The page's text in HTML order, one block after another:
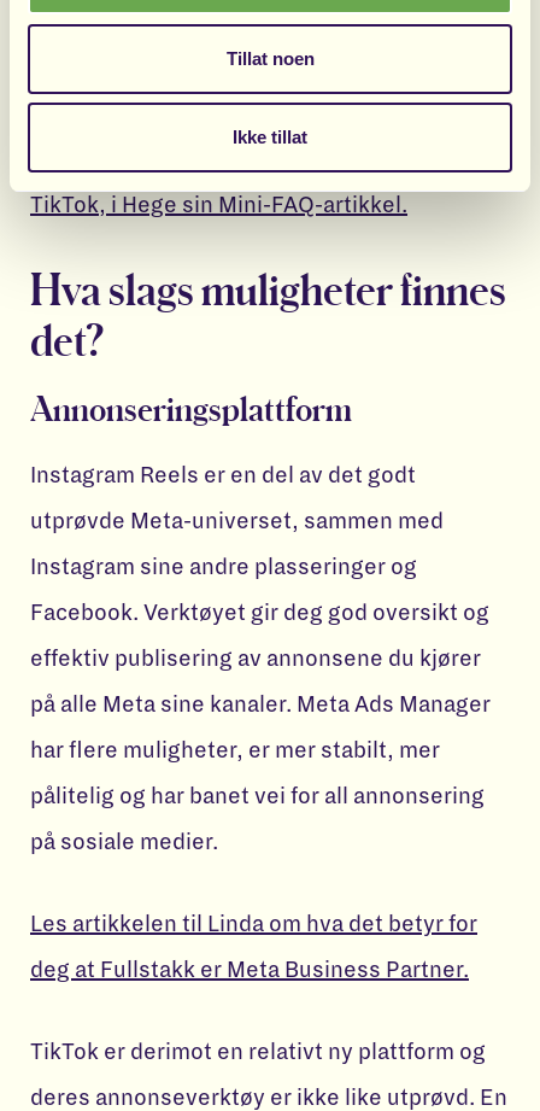
Tillat noen
Ikke tillat
trender, følge med på trenden og finne et
TikTok, i Hege sin Mini-FAQ-artikkel.
Hva slags muligheter finnes
det?
Annonseringsplattform
Instagram Reels er en del av det godt
utprøvde Meta-universet, sammen med
Instagram sine andre plasseringer og
Facebook. Verktøyet gir deg god oversikt og
effektiv publisering av annonsene du kjører
på alle Meta sine kanaler. Meta Ads Manager
har flere muligheter, er mer stabilt, mer
pålitelig og har banet vei for all annonsering
på sosiale medier.
Les artikkelen til Linda om hva det betyr for
deg at Fullstakk er Meta Business Partner.
TikTok er derimot en relativt ny plattform og
deres annonseverktøy er ikke like utprøvd. En